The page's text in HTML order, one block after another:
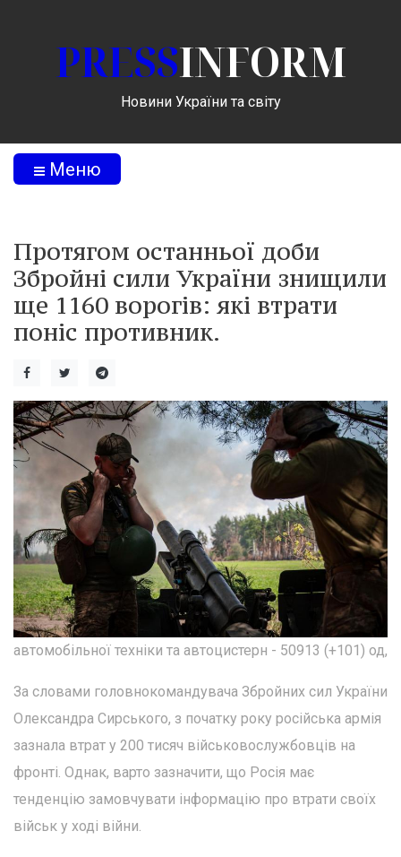
PRESSINFORM
Новини України та світу
Меню
Протягом останньої доби
Збройні сили України знищили
ще 1160 ворогів: які втрати
поніс противник.
автомобільної техніки та автоцистерн - 50913 (+101) од,
За словами головнокомандувача Збройних сил України
Олександра Сирського, з початку року російська армія
зазнала втрат у 200 тисяч військовослужбовців на
фронті. Однак, варто зазначити, що Росія має
тенденцію замовчувати інформацію про втрати своїх
військ у ході війни.